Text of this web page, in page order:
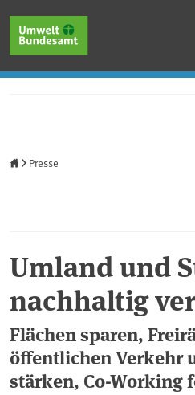
Presse
Umland und
nachhaltig
Flächen sparen,
öffentlichen Verkehr
stärken, Co-Working